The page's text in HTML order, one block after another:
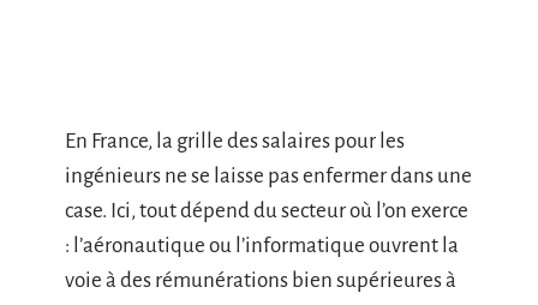
En France, la grille des salaires pour les
ingénieurs ne se laisse pas enfermer dans une
case. Ici, tout dépend du secteur où l’on exerce
: l’aéronautique ou l’informatique ouvrent la
voie à des rémunérations bien supérieures à